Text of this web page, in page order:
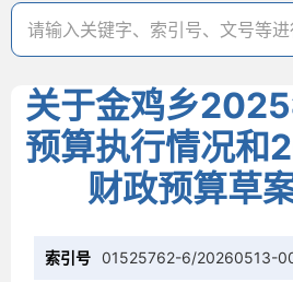
关于金鸡乡
预算执行情况和
财政预算草
索引号 01525762-6/20260513-